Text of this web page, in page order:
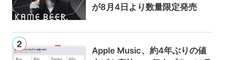
が8月4日より数量限定発売
Apple Music、約4年ぶりの値